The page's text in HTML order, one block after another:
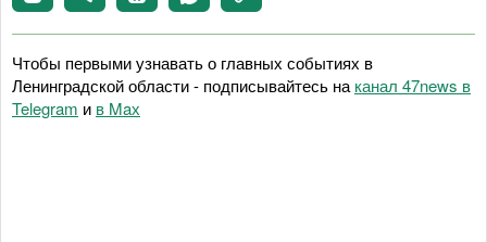
Чтобы первыми узнавать о главных событиях в
Ленинградской области - подписывайтесь на канал 47news в
Telegram и в Maх